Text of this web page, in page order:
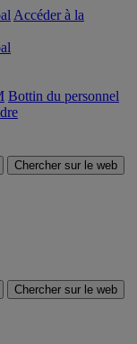
Accéder à la
Bottin du personnel
Chercher sur le web
Chercher sur le web